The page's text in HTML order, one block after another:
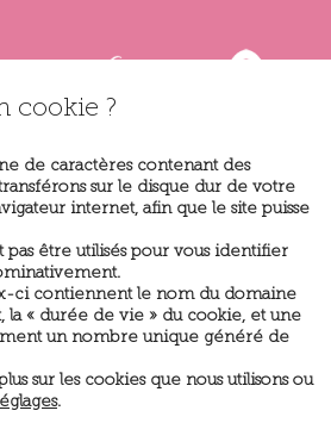
cookie ?
de caractères contenant des
sur le disque dur de votre
internet, afin que le site puisse
être utilisés pour vous identifier
ci contiennent le nom du domaine
la « durée de vie » du cookie, et une
un nombre unique généré de
sur les cookies que nous utilisons ou
.